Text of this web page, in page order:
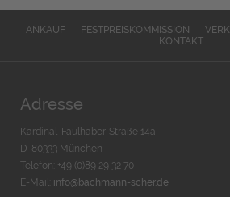
ANKAUF FESTPREISKOMMISSION
KONTAKT
Adresse
Kardinal-Faulhaber-Straße 14a
D-80333 München
Telefon: +49 (0)89 29 32 70
E-Mail: info@bachmann-scher.de